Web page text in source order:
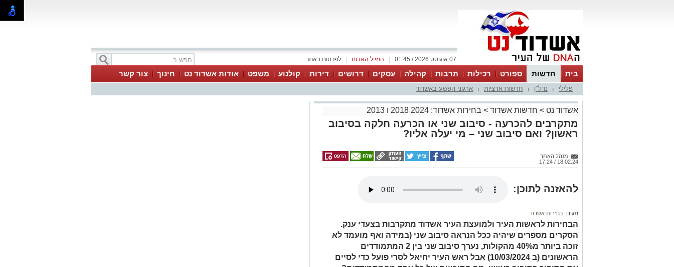
לפרסום באתר המייל האדום 07 אוגוסט 2026 / 01:45
בית חדשות ספורט רכילות תרבות קהילה עסקים דרושים דירות קולנוע משפט אודות אשדוד נט חינוך צור קשר
פלילי נדל"ן חדשות ארציות ארגוני הפשע באשדוד
אשדוד נט > חדשות אשדוד > בחירות אשדוד: 2024 2018 ו 2013
מתקרבים להכרעה - סיבוב שני או הכרעה חלקה בסיבוב
ראשון? ואם סיבוב שני – מי יעלה אליו?
מנהל האתר
18.02.24 / 17:24
להאזנה לתוכן:
תגים: בחירות אשדוד
הבחירות לראשות העיר ולמועצת העיר אשדוד מתקרבות בצעדי ענק.
הסקרים מספרים שיהיה ככל הנראה סיבוב שני (במידה ואף מועמד לא
זוכה ביותר מ40% מהקולות, נערך סיבוב שני בין 2 המתמודדים
הראשונים (ב 10/03/2024) אבל ראש העיר יחיאל לסרי פועל כדי לסיים